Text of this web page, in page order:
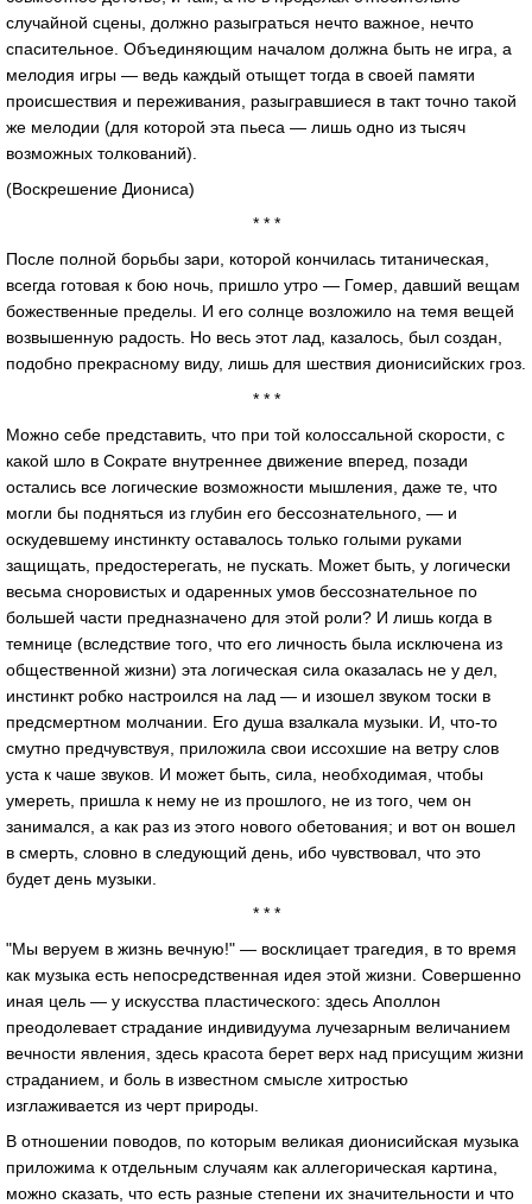
случайной сцены, должно разыграться нечто важное, нечто
спасительное. Объединяющим началом должна быть не игра, а
мелодия игры — ведь каждый отыщет тогда в своей памяти
происшествия и переживания, разыгравшиеся в такт точно такой
же мелодии (для которой эта пьеса — лишь одно из тысяч
возможных толкований).
(Воскрешение Диониса)
* * *
После полной борьбы зари, которой кончилась титаническая,
всегда готовая к бою ночь, пришло утро — Гомер, давший вещам
божественные пределы. И его солнце возложило на темя вещей
возвышенную радость. Но весь этот лад, казалось, был создан,
подобно прекрасному виду, лишь для шествия дионисийских гроз.
* * *
Можно себе представить, что при той колоссальной скорости, с
какой шло в Сократе внутреннее движение вперед, позади
остались все логические возможности мышления, даже те, что
могли бы подняться из глубин его бессознательного, — и
оскудевшему инстинкту оставалось только голыми руками
защищать, предостерегать, не пускать. Может быть, у логически
весьма сноровистых и одаренных умов бессознательное по
большей части предназначено для этой роли? И лишь когда в
темнице (вследствие того, что его личность была исключена из
общественной жизни) эта логическая сила оказалась не у дел,
инстинкт робко настроился на лад — и изошел звуком тоски в
предсмертном молчании. Его душа взалкала музыки. И, что-то
смутно предчувствуя, приложила свои иссохшие на ветру слов
уста к чаше звуков. И может быть, сила, необходимая, чтобы
умереть, пришла к нему не из прошлого, не из того, чем он
занимался, а как раз из этого нового обетования; и вот он вошел
в смерть, словно в следующий день, ибо чувствовал, что это
будет день музыки.
* * *
"Мы веруем в жизнь вечную!" — восклицает трагедия, в то время
как музыка есть непосредственная идея этой жизни. Совершенно
иная цель — у искусства пластического: здесь Аполлон
преодолевает страдание индивидуума лучезарным величанием
вечности явления, здесь красота берет верх над присущим жизни
страданием, и боль в известном смысле хитростью
изглаживается из черт природы.
В отношении поводов, по которым великая дионисийская музыка
приложима к отдельным случаям как аллегорическая картина,
можно сказать, что есть разные степени их значительности и что